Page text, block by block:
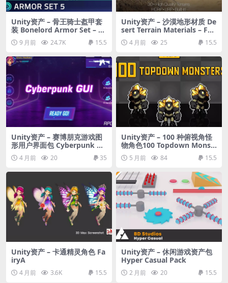
Unity资产 – 骨王骑士盔甲套
装 Bonelord Armor Set – St
ylized RPG
9 月前 24.7K 15.5
Unity资产 – 沙漠地形材质 De
sert Terrain Materials – FP
S, Fantasy, RPG, Textures –
Human Made
4 月前 25 15.5
Unity资产 – 赛博朋克游戏图
形用户界面包 Cyberpunk RP
G GUI Pack
4 月前 20 35
Unity资产 – 100 种俯视角怪
物角色100 Topdown Monst
ers Vol. 1 – Pixel Art
5 月前 84 15.5
Unity资产 – 卡通精灵角色 Fa
iryA
4 月前 3.6K 15.5
Unity资产 – 休闲游戏资产包
Hyper Casual Pack
2 月前 20 15.5